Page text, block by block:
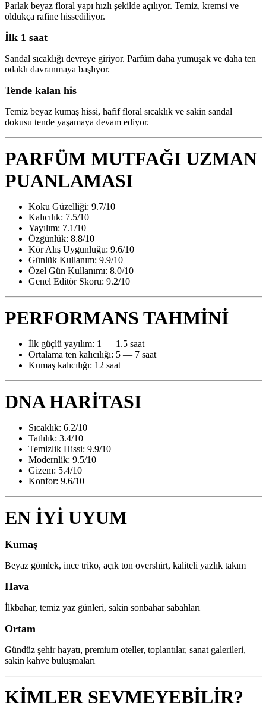
Parlak beyaz floral yapı hızlı şekilde açılıyor. Temiz, kremsi ve
oldukça rafine hissediliyor.
İlk 1 saat
Sandal sıcaklığı devreye giriyor. Parfüm daha yumuşak ve daha ten
odaklı davranmaya başlıyor.
Tende kalan his
Temiz beyaz kumaş hissi, hafif floral sıcaklık ve sakin sandal
dokusu tende yaşamaya devam ediyor.
PARFÜM MUTFAĞI UZMAN
PUANLAMASI
Koku Güzelliği: 9.7/10
Kalıcılık: 7.5/10
Yayılım: 7.1/10
Özgünlük: 8.8/10
Kör Alış Uygunluğu: 9.6/10
Günlük Kullanım: 9.9/10
Özel Gün Kullanımı: 8.0/10
Genel Editör Skoru: 9.2/10
PERFORMANS TAHMİNİ
İlk güçlü yayılım: 1 — 1.5 saat
Ortalama ten kalıcılığı: 5 — 7 saat
Kumaş kalıcılığı: 12 saat
DNA HARİTASI
Sıcaklık: 6.2/10
Tatlılık: 3.4/10
Temizlik Hissi: 9.9/10
Modernlik: 9.5/10
Gizem: 5.4/10
Konfor: 9.6/10
EN İYİ UYUM
Kumaş
Beyaz gömlek, ince triko, açık ton overshirt, kaliteli yazlık takım
Hava
İlkbahar, temiz yaz günleri, sakin sonbahar sabahları
Ortam
Gündüz şehir hayatı, premium oteller, toplantılar, sanat galerileri,
sakin kahve buluşmaları
KİMLER SEVMEYEBİLİR?